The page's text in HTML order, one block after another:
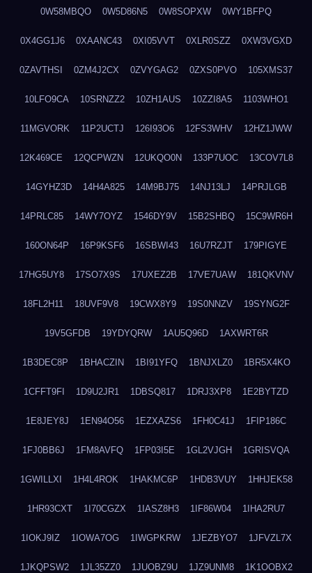
0W58MBQO 0W5D86N5 0W8SOPXW 0WY1BFPQ
0X4GG1J6 0XAANC43 0XI05VVT 0XLR0SZZ 0XW3VGXD
0ZAVTHSI 0ZM4J2CX 0ZVYGAG2 0ZXS0PVO 105XMS37
10LFO9CA 10SRNZZ2 10ZH1AUS 10ZZI8A5 1103WHO1
11MGVORK 11P2UCTJ 126I93O6 12FS3WHV 12HZ1JWW
12K469CE 12QCPWZN 12UKQO0N 133P7UOC 13COV7L8
14GYHZ3D 14H4A825 14M9BJ75 14NJ13LJ 14PRJLGB
14PRLC85 14WY7OYZ 1546DY9V 15B2SHBQ 15C9WR6H
160ON64P 16P9KSF6 16SBWI43 16U7RZJT 179PIGYE
17HG5UY8 17SO7X9S 17UXEZ2B 17VE7UAW 181QKVNV
18FL2H11 18UVF9V8 19CWX8Y9 19S0NNZV 19SYNG2F
19V5GFDB 19YDYQRW 1AU5Q96D 1AXWRT6R
1B3DEC8P 1BHACZIN 1BI91YFQ 1BNJXLZ0 1BR5X4KO
1CFFT9FI 1D9U2JR1 1DBSQ817 1DRJ3XP8 1E2BYTZD
1E8JEY8J 1EN94O56 1EZXAZS6 1FH0C41J 1FIP186C
1FJ0BB6J 1FM8AVFQ 1FP03I5E 1GL2VJGH 1GRISVQA
1GWILLXI 1H4L4ROK 1HAKMC6P 1HDB3VUY 1HHJEK58
1HR93CXT 1I70CGZX 1IASZ8H3 1IF86W04 1IHA2RU7
1IOKJ9IZ 1IOWA7OG 1IWGPKRW 1JEZBYO7 1JFVZL7X
1JKQPSW2 1JL35ZZ0 1JUOBZ9U 1JZ9UNM8 1K1OOBX2